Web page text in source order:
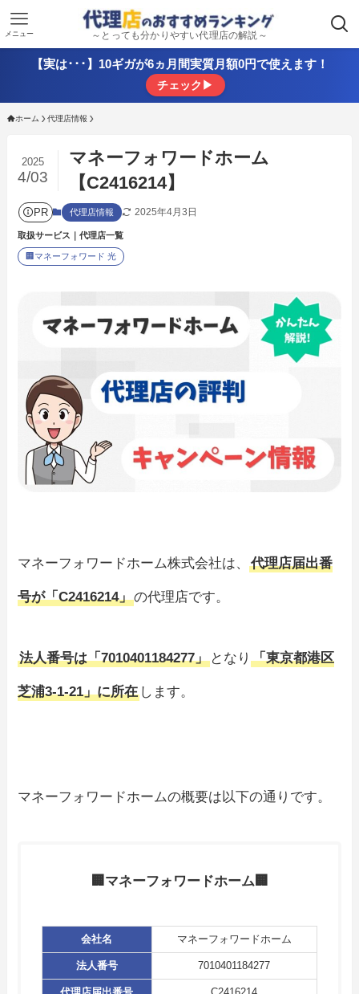
～とっても分かりやすい代理店の解説～
メニュー
【実は･･･】10ギガが6ヵ月間実質月額0円で使えます！
チェック▶
ホーム 代理店情報
マネーフォワードホーム
【C2416214】
2025
4/03
PR 代理店情報 2025年4月3日
取扱サービス｜代理店一覧
🏢 マネーフォワード 光
マネーフォワードホーム株式会社は、代理店届出番
号が「C2416214」の代理店です。
法人番号は「7010401184277」 となり「東京都港区
芝浦3-1-21」に所在 します。
マネーフォワードホームの概要は以下の通りです。
🏢マネーフォワードホーム🏢
会社名 マネーフォワードホーム
法人番号 7010401184277